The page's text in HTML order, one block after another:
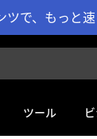
で、もっと
ツール